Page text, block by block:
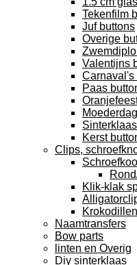
Tekenfilm
Juf buttons
Overige
Valentijns
Carnaval's
Paas
Kerst
Clips,
Klik-klak
Naamtransfers
Bow parts
linten en Overig
Diy sinterklaas